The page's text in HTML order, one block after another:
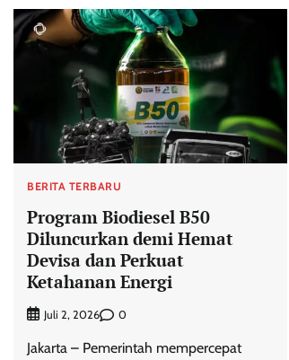
BERITA TERBARU
Program Biodiesel B50
Diluncurkan demi Hemat
Devisa dan Perkuat
Ketahanan Energi
Juli 2, 2026 0
Jakarta – Pemerintah mempercepat